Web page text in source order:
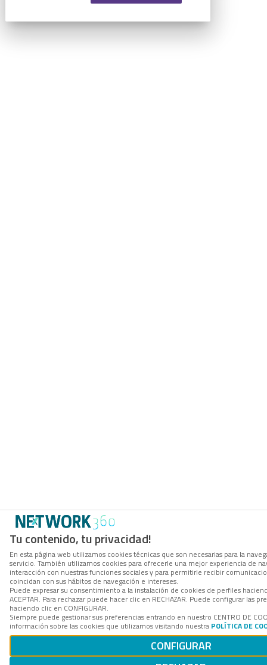
Tu contenido, tu privacidad!
En esta página web utilizamos cookies técnicas que son necesarias para la
servicio. También utilizamos cookies para ofrecerle una mejor experiencia de
interacción con nuestras funciones sociales y para permitirle recibir
coincidan con sus hábitos de navegación e intereses.
Puede expresar su consentimiento a la instalación de cookies de perfiles
ACEPTAR. Para rechazar puede hacer clic en RECHAZAR. Puede configurar las
haciendo clic en CONFIGURAR.
Siempre puede gestionar sus preferencias entrando en nuestro CENTRO DE
información sobre las cookies que utilizamos visitando nuestra POLÍTICA DE
CONFIGURAR